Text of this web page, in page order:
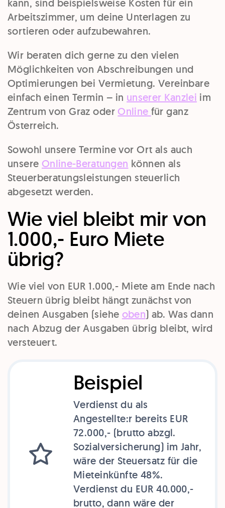
kann, sind beispielsweise Kosten für ein
Arbeitszimmer, um deine Unterlagen zu
sortieren oder aufzubewahren.
Wir beraten dich gerne zu den vielen
Möglichkeiten von Abschreibungen und
Optimierungen bei Vermietung. Vereinbare
einfach einen Termin – in unserer Kanzlei im
Zentrum von Graz oderOnline für ganz
Österreich.
Sowohl unsere Termine vor Ort als auch
unsere Online-Beratungen können als
Steuerberatungsleistungen steuerlich
abgesetzt werden.
Wie viel bleibt mir von
1.000,- Euro Miete
übrig?
Wie viel von EUR 1.000,- Miete am Ende nach
Steuern übrig bleibt hängt zunächst von
deinen Ausgaben (siehe oben) ab. Was dann
nach Abzug der Ausgaben übrig bleibt, wird
versteuert.
Beispiel
Verdienst du als
Angestellte:r bereits EUR
72.000,- (brutto abzgl.
Sozialversicherung) im Jahr,
wäre der Steuersatz für die
Mieteinkünfte 48%.
Verdienst du EUR 40.000,-
brutto, dann wäre der